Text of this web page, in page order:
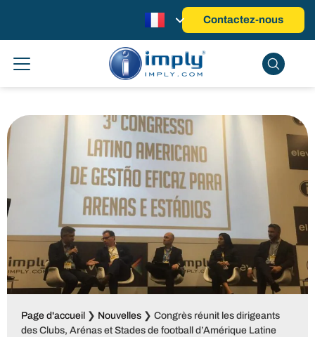
Contactez-nous
Page d'accueil ❯ Nouvelles ❯ Congrès réunit les dirigeants
des Clubs, Arénas et Stades de football d’Amérique Latine